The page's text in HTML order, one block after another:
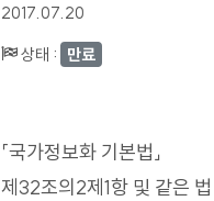
2017.07.20
상태 : 만료
「국가정보화 기본법」
제32조의2제1항 및 같은 법